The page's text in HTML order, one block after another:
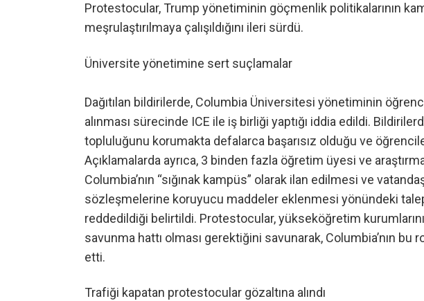
Protestocular, Trump yönetiminin göçmenlik politikalarının
meşrulaştırılmaya çalışıldığını ileri sürdü.
Üniversite yönetimine sert suçlamalar
Dağıtılan bildirilerde, Columbia Üniversitesi yönetiminin
alınması sürecinde ICE ile iş birliği yaptığı iddia edildi.
topluluğunu korumakta defalarca başarısız olduğu ve
Açıklamalarda ayrıca, 3 binden fazla öğretim üyesi ve
Columbia’nın “sığınak kampüs” olarak ilan edilmesi ve
sözleşmelerine koruyucu maddeler eklenmesi yönündeki
reddedildiği belirtildi. Protestocular, yükseköğretim
savunma hattı olması gerektiğini savunarak, Columbia’nın
etti.
Trafiği kapatan protestocular gözaltına alındı